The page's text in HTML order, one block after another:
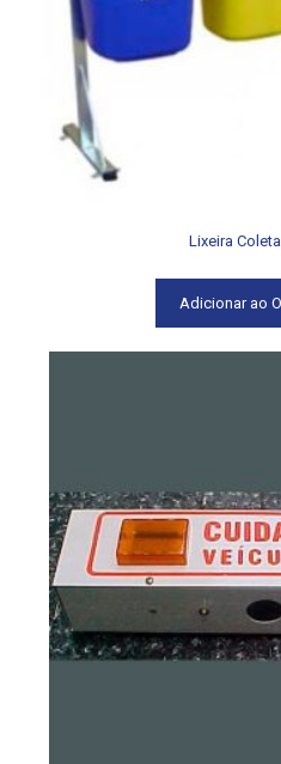
Lixeira
Adicionar ao